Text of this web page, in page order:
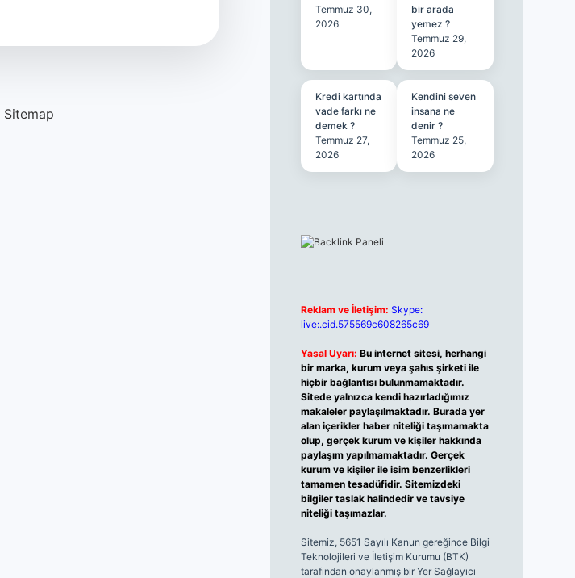
Sitemap
Temmuz 30,
2026
bir arada
yemez ?
Temmuz 29,
2026
Kredi kartında
vade farkı ne
demek ?
Temmuz 27,
2026
Kendini seven
insana ne
denir ?
Temmuz 25,
2026
Reklam ve İletişim: Skype:
live:.cid.575569c608265c69
Yasal Uyarı: Bu internet sitesi, herhangi
bir marka, kurum veya şahıs şirketi ile
hiçbir bağlantısı bulunmamaktadır.
Sitede yalnızca kendi hazırladığımız
makaleler paylaşılmaktadır. Burada yer
alan içerikler haber niteliği taşımamakta
olup, gerçek kurum ve kişiler hakkında
paylaşım yapılmamaktadır. Gerçek
kurum ve kişiler ile isim benzerlikleri
tamamen tesadüfidir. Sitemizdeki
bilgiler taslak halindedir ve tavsiye
niteliği taşımazlar.
Sitemiz, 5651 Sayılı Kanun gereğince Bilgi
Teknolojileri ve İletişim Kurumu (BTK)
tarafından onaylanmış bir Yer Sağlayıcı